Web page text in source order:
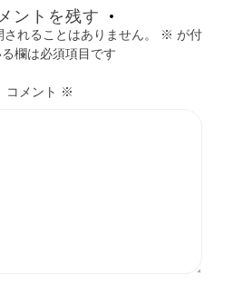
ントを残す
れることはありません。 ※ が付
欄は必須項目です
コメント ※